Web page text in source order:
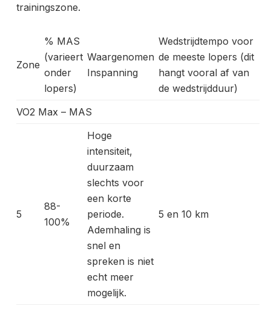
trainingszone.
Zone
% MAS
(varieert
onder
lopers)
Waargenomen
Inspanning
Wedstrijdtempo voor
de meeste lopers (dit
hangt vooral af van
de wedstrijdduur)
VO2 Max – MAS
5
88-
100%
Hoge
intensiteit,
duurzaam
slechts voor
een korte
periode.
Ademhaling is
snel en
spreken is niet
echt meer
mogelijk.
5 en 10 km